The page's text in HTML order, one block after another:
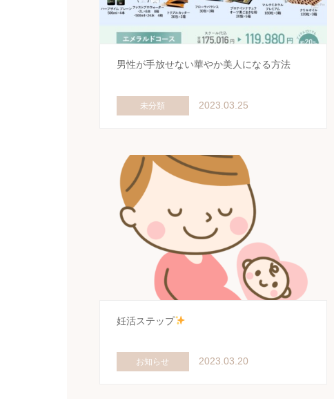
男性が手放せない華やか美人になる方法
未分類 2023.03.25
妊活ステップ
お知らせ 2023.03.20